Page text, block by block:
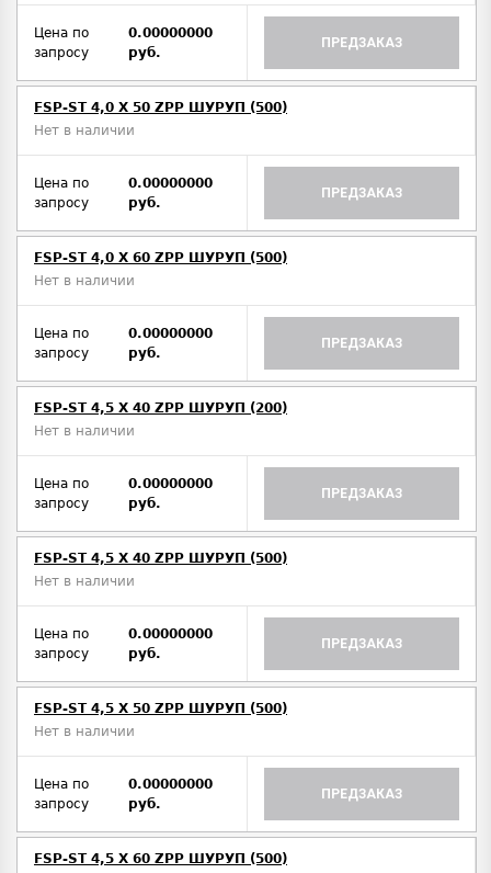
Цена по
запросу
0.00000000
руб.
ПРЕДЗАКАЗ
FSP-ST 4,0 X 50 ZPP ШУРУП (500)
Нет в наличии
Цена по
запросу
0.00000000
руб.
ПРЕДЗАКАЗ
FSP-ST 4,0 X 60 ZPP ШУРУП (500)
Нет в наличии
Цена по
запросу
0.00000000
руб.
ПРЕДЗАКАЗ
FSP-ST 4,5 X 40 ZPP ШУРУП (200)
Нет в наличии
Цена по
запросу
0.00000000
руб.
ПРЕДЗАКАЗ
FSP-ST 4,5 X 40 ZPP ШУРУП (500)
Нет в наличии
Цена по
запросу
0.00000000
руб.
ПРЕДЗАКАЗ
FSP-ST 4,5 X 50 ZPP ШУРУП (500)
Нет в наличии
Цена по
запросу
0.00000000
руб.
ПРЕДЗАКАЗ
FSP-ST 4,5 X 60 ZPP ШУРУП (500)